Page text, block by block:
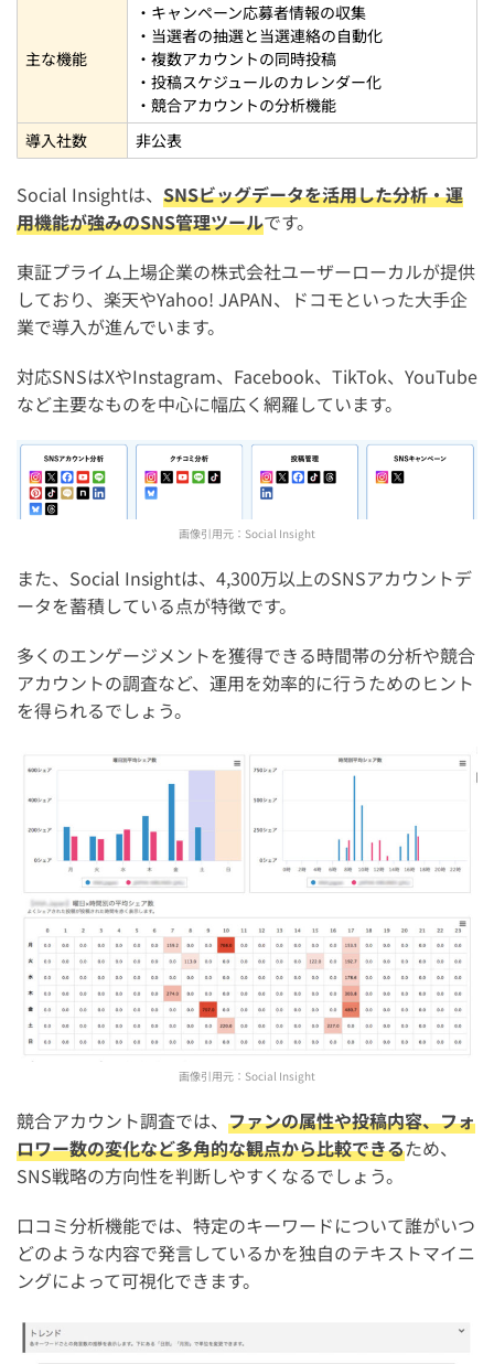
主な機能
・キャンペーン応募者情報の収集
・当選者の抽選と当選連絡の自動化
・複数アカウントの同時投稿
・投稿スケジュールのカレンダー化
・競合アカウントの分析機能
導入社数
非公表
Social Insightは、 SNSビッグデータを活用した分析・運
用機能が強みのSNS管理ツールです。
東証プライム上場企業の株式会社ユーザーローカルが提供
しており、楽天やYahoo! JAPAN、ドコモといった大手企
業で導入が進んでいます。
対応SNSはXやInstagram、Facebook、TikTok、YouTube
など主要なものを中心に幅広く網羅しています。
画像引用元： Social Insight
また、Social Insightは、4,300万以上のSNSアカウントデ
ータを蓄積している点が特徴です。
多くのエンゲージメントを獲得できる時間帯の分析や競合
アカウントの調査など、運用を効率的に行うためのヒント
を得られるでしょう。
画像引用元： Social Insight
競合アカウント調査では、 ファンの属性や投稿内容、フォ
ロワー数の変化など多角的な観点から比較できるため、
SNS戦略の方向性を判断しやすくなるでしょう。
口コミ分析機能では、特定のキーワードについて誰がいつ
どのような内容で発言しているかを独自のテキストマイニ
ングによって可視化できます。